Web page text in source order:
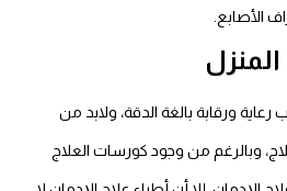
الأصابع.
ورقابة بالغة الدقة، ولابد من
وبالرغم من وجود كورسات العلاج